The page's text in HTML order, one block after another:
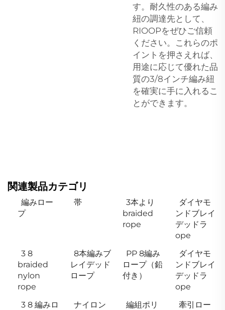
す。耐久性のある編み
紐の調達先として、
RIOOPをぜひご信頼
ください。これらのポ
イントを押さえれば、
用途に応じて優れた品
質の3/8インチ編み紐
を確実に手に入れるこ
とができます。
関連製品カテゴリ
編みロー
プ
帯
3本より
braided
rope
ダイヤモ
ンドブレイ
デッドラ
ope
3 8
braided
nylon
rope
8本編みブ
レイデッド
ロープ
PP 8編み
ロープ（鉛
付き）
ダイヤモ
ンドブレイ
デッドラ
ope
3 8 編みロ
ナイロン
編組ポリ
牽引ロー